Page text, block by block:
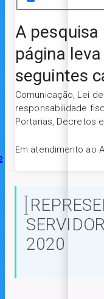
A pesquisa
página
seguintes
Comunicação, Lei
responsabilidade
Portarias, Decretos
Em atendimento ao
2020